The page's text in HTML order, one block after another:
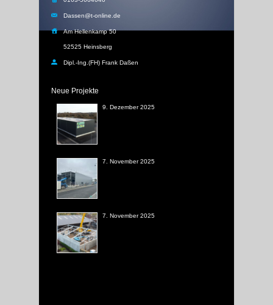
Dassen@t-online.de
Am Hellenkamp 50
52525 Heinsberg
Dipl.-Ing.(FH) Frank Daßen
Neue Projekte
9. Dezember 2025
7. November 2025
7. November 2025